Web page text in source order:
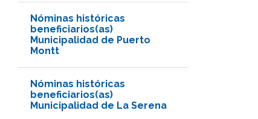
Nóminas históricas
beneficiarios(as)
Municipalidad de Puerto
Montt
Nóminas históricas
beneficiarios(as)
Municipalidad de La Serena